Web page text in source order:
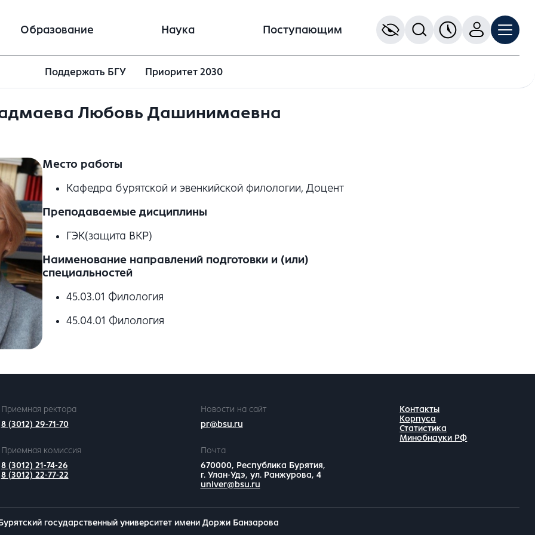
Образование Наука Поступающим
Поддержать БГУ Приоритет 2030
Любовь Дашинимаевна
Место работы
Кафедра бурятской и эвенкийской филологии, Доцент
Преподаваемые дисциплины
ГЭК(защита ВКР)
Наименование направлений подготовки и (или)
специальностей
45.03.01 Филология
45.04.01 Филология
Приемная ректора
8 (3012) 29-71-70
Новости на сайт
pr@bsu.ru
Приемная комиссия
8 (3012) 21-74-26
8 (3012) 22-77-22
Почта
670000, Республика Бурятия,
г. Улан-Удэ, ул. Ранжурова, 4
univer@bsu.ru
Контакты
Корпуса
Статистика
Минобнауки РФ
государственный университет имени Доржи Банзарова